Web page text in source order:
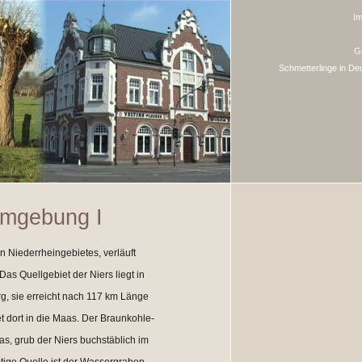
Schmetterlinge in
I
Niederrheingebietes, verläuft
Quellgebiet der Niers liegt in
sie erreicht nach 117 km Länge
dort in die Maas. Der Braunkohle-
grub der Niers buchstäblich im